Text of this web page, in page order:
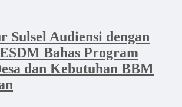
Sulsel Audiensi dengan
Bahas Program
dan Kebutuhan BBM